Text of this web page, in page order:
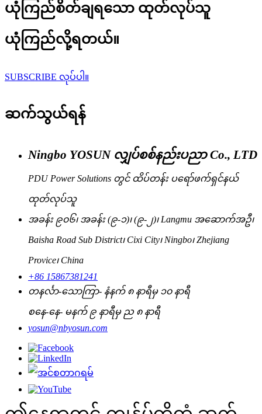
ယုံကြည်စိတ်ချရသော ထုတ်လုပ်သူ
ယုံကြည်လို့ရတယ်။
SUBSCRIBE လုပ်ပါ။
ဆက်သွယ်ရန်
Ningbo YOSUN လျှပ်စစ်နည်းပညာ Co., LTD
PDU Power Solutions တွင် ထိပ်တန်း ပရော်ဖက်ရှင်နယ်
ထုတ်လုပ်သူ
အခန်း ၉၀၆၊ အခန်း (၉-၁)၊ (၉-၂)၊ Langmu အဆောက်အဦ၊
Baisha Road Sub District၊ Cixi City၊ Ningbo၊ Zhejiang
Provice၊ China
+86 15867381241
တနင်္လာ-သောကြာ- နံနက် ၈ နာရီမှ ၁၀ နာရီ
စနေ-နေ- မနက် ၉ နာရီမှ ည ၈ နာရီ
yosun@nbyosun.com